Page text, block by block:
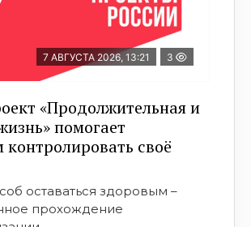
7 АВГУСТА 2026, 13:21 3
«Продолжительная и
помогает
контролировать своё
оставаться здоровым –
прохождение